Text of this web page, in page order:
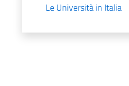
Le Università in Italia